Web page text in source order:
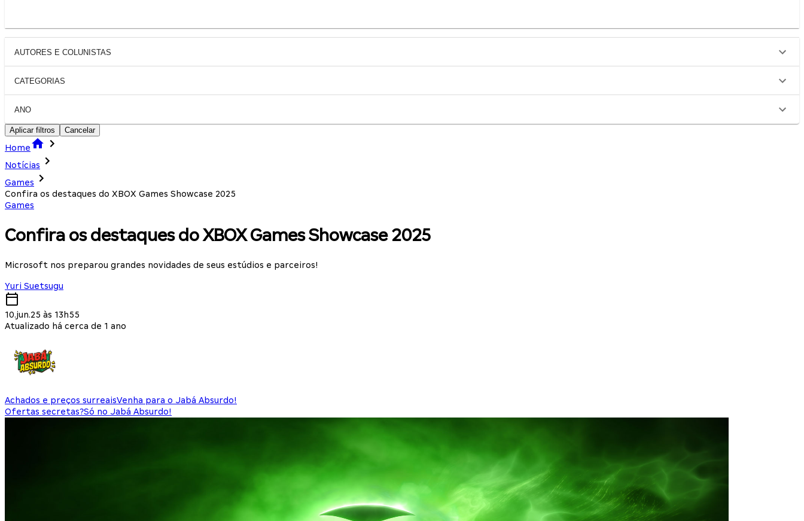
AUTORES E COLUNISTAS
CATEGORIAS
ANO
Aplicar filtros Cancelar
Home
Notícias
Games
Confira os destaques do XBOX Games Showcase 2025
Games
Confira os destaques do XBOX Games Showcase 2025
Microsoft nos preparou grandes novidades de seus estúdios e parceiros!
Yuri Suetsugu
10.jun.25 às 13h55
Atualizado há cerca de 1 ano
Achados e preços surreaisVenha para o Jabá Absurdo!
Ofertas secretas?Só no Jabá Absurdo!